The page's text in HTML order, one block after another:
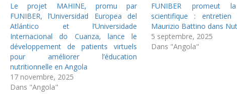
Le projet MAHINE, promu par
FUNIBER, l’Universidad Europea del
Atlántico et l’Universidade
Internacional do Cuanza, lance le
développement de patients virtuels
pour améliorer l’éducation
nutritionnelle en Angola
17 novembre, 2025
Dans "Angola"
FUNIBER promeut
scientifique :
Maurizio Battino dans
5 septembre, 2025
Dans "Angola"